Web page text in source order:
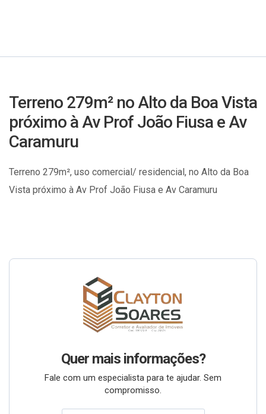
Terreno 279m² no Alto da Boa Vista
próximo à Av Prof João Fiusa e Av
Caramuru
Terreno 279m², uso comercial/ residencial, no Alto da Boa
Vista próximo à Av Prof João Fiusa e Av Caramuru
Quer mais informações?
Fale com um especialista para te ajudar. Sem
compromisso.